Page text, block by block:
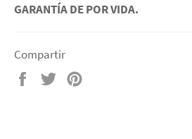
GARANTÍA DE POR VIDA.
Compartir
Compartir
Tuitear